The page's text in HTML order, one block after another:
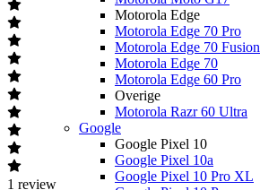
Motorola Edge
Motorola Edge 70 Pro
Motorola Edge 70 Fusion
Motorola Edge 70
Motorola Edge 60 Pro
Overige
Motorola Razr 60 Ultra
Google
Google Pixel 10
Google Pixel 10a
Google Pixel 10 Pro XL
1 review